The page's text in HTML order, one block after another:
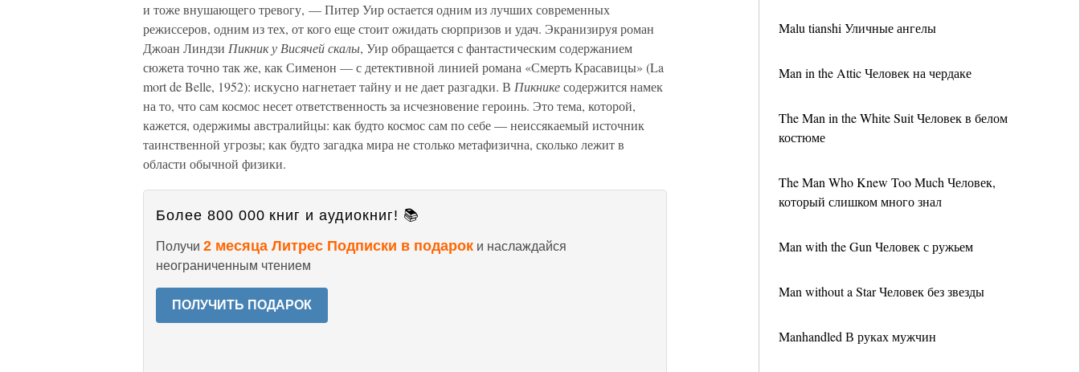
Malu tianshi Уличные ангелы
Man in the Attic Человек на чердаке
The Man in the White Suit Человек в белом
костюме
The Man Who Knew Too Much Человек,
который слишком много знал
Man with the Gun Человек с ружьем
Man without a Star Человек без звезды
Manhandled В руках мужчин
и тоже внушающего тревогу, — Питер Уир остается одним из лучших современных
режиссеров, одним из тех, от кого еще стоит ожидать сюрпризов и удач. Экранизируя роман
Джоан Линдзи Пикник у Висячей скалы, Уир обращается с фантастическим содержанием
сюжета точно так же, как Сименон — с детективной линией романа «Смерть Красавицы» (La
mort de Belle, 1952): искусно нагнетает тайну и не дает разгадки. В Пикникесодержится намек
на то, что сам космос несет ответственность за исчезновение героинь. Это тема, которой,
кажется, одержимы австралийцы: как будто космос сам по себе — неиссякаемый источник
таинственной угрозы; как будто загадка мира не столько метафизична, сколько лежит в
области обычной физики.
Более 800 000 книг и аудиокниг! 📚
Получи 2 месяца Литрес Подписки в подарок и наслаждайся
неограниченным чтением
ПОЛУЧИТЬ ПОДАРОК